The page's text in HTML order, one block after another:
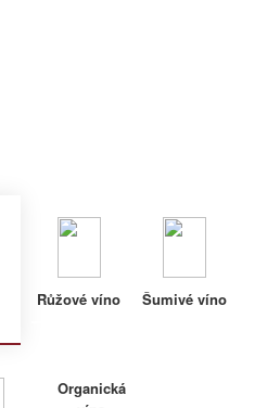
Růžové víno Šumivé víno
Organická